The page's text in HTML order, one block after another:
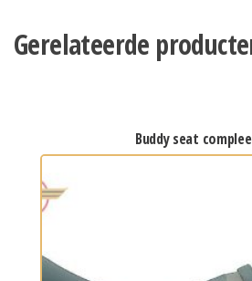
Gerelateerde
buddy seat